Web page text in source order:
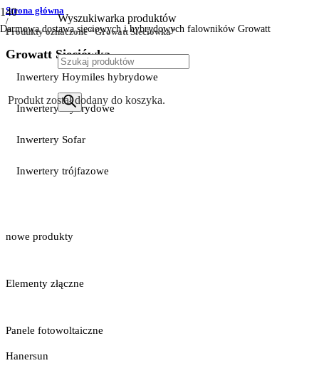
Darmowa dostawa sieciowych i hybrydowych falowników Growatt
Wyszukiwarka produktów
Produkt został dodany do koszyka.
Strona główna
/
Produkty oznaczone “Growatt Sieciówka”
Growatt Sieciówka
Inwertery Hoymiles hybrydowe
Inwertery Hybrydowe
Inwertery Sofar
Inwertery trójfazowe
nowe produkty
Elementy złączne
Panele fotowoltaiczne
Hanersun